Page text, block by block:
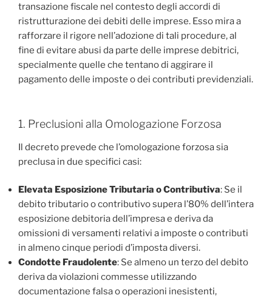
transazione fiscale nel contesto degli accordi di
ristrutturazione dei debiti delle imprese. Esso mira a
rafforzare il rigore nell’adozione di tali procedure, al
fine di evitare abusi da parte delle imprese debitrici,
specialmente quelle che tentano di aggirare il
pagamento delle imposte o dei contributi previdenziali.
1. Preclusioni alla Omologazione Forzosa
Il decreto prevede che l’omologazione forzosa sia
preclusa in due specifici casi:
Elevata Esposizione Tributaria o Contributiva: Se il
debito tributario o contributivo supera l’80% dell’intera
esposizione debitoria dell’impresa e deriva da
omissioni di versamenti relativi a imposte o contributi
in almeno cinque periodi d’imposta diversi.
Condotte Fraudolente: Se almeno un terzo del debito
deriva da violazioni commesse utilizzando
documentazione falsa o operazioni inesistenti,